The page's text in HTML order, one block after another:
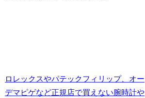
ロレックスやパテックフィリップ、オー
デマピゲなど正規店で買えない腕時計や